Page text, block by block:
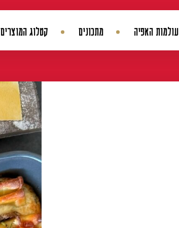
עולמות האפיה מתכונים קטלוג המוצרים